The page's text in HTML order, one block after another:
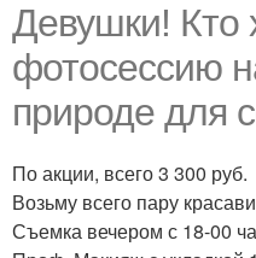
Девушки! Кто
фотосессию
природе для
По акции, всего 3 300 руб.
Возьму всего пару
Съемка вечером с 18-00